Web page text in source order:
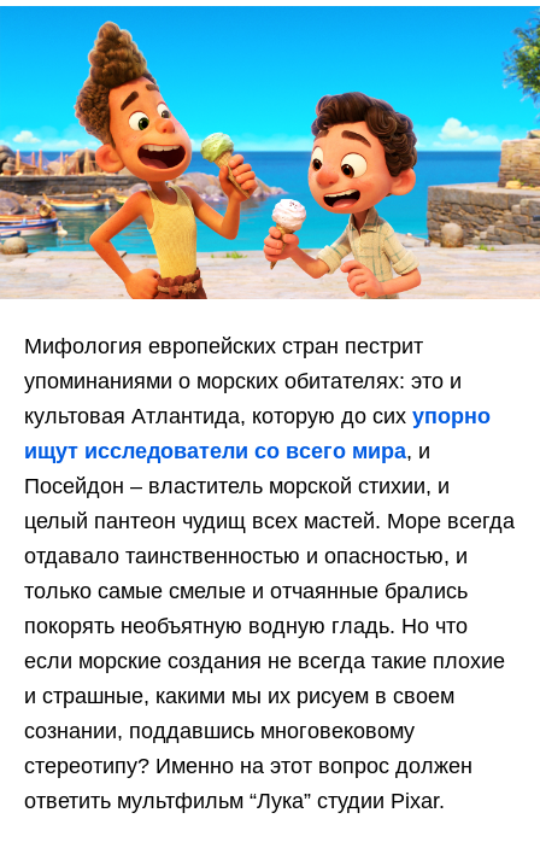
Мифология европейских стран пестрит
упоминаниями о морских обитателях: это и
культовая Атлантида, которую до сих упорно
ищут исследователи со всего мира, и
Посейдон – властитель морской стихии, и
целый пантеон чудищ всех мастей. Море всегда
отдавало таинственностью и опасностью, и
только самые смелые и отчаянные брались
покорять необъятную водную гладь. Но что
если морские создания не всегда такие плохие
и страшные, какими мы их рисуем в своем
сознании, поддавшись многовековому
стереотипу? Именно на этот вопрос должен
ответить мультфильм “Лука” студии Pixar.